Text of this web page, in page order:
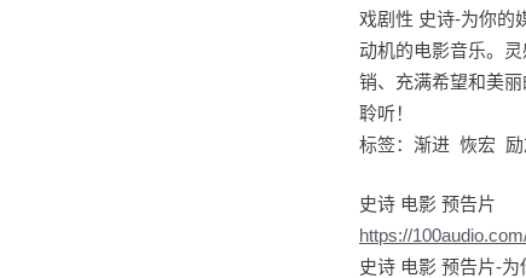
戏剧性 史诗-为你的
动机的电影音乐。
销、充满希望和美
聆听！
标签：渐进 恢宏
史诗 电影 预告片
https://
史诗 电影 预告片-